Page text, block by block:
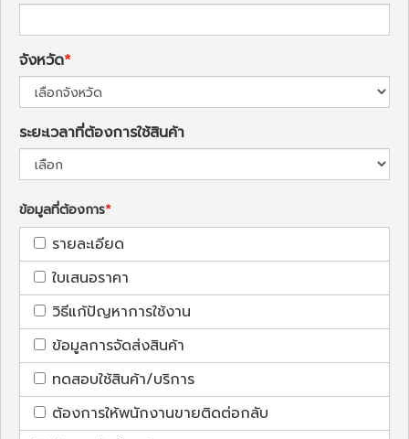
จังหวัด
ระยะเวลาที่ต้องการใช้สินค้า
ข้อมูลที่ต้องการ
รายละเอียด
ใบเสนอราคา
วิธีแก้ปัญหาการใช้งาน
ข้อมูลการจัดส่งสินค้า
ทดสอบใช้สินค้า/บริการ
ต้องการให้พนักงานขายติดต่อกลับ